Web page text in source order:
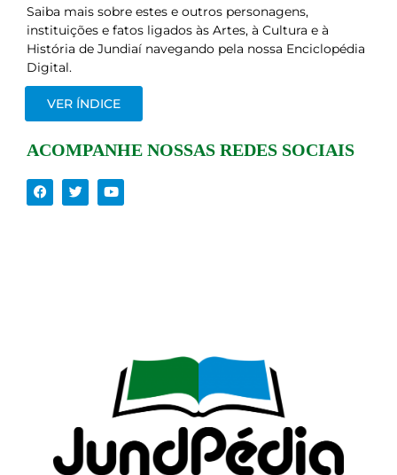
Saiba mais sobre estes e outros personagens,
instituições e fatos ligados às Artes, à Cultura e à
História de Jundiaí navegando pela nossa Enciclopédia
Digital.
VER ÍNDICE
ACOMPANHE NOSSAS REDES SOCIAIS